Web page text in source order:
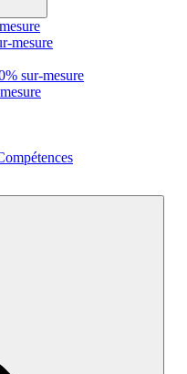
mesure
sur-mesure